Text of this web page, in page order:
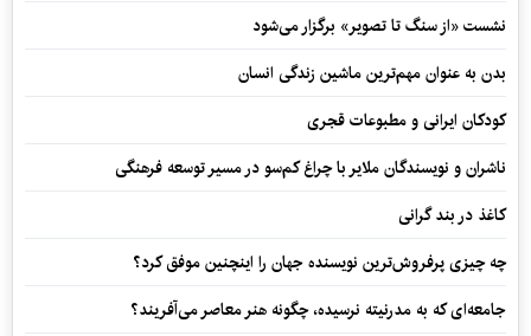
نشست «از سنگ تا تصویر» برگزار می‌شود
بدن به عنوان مهم‌ترین ماشین زندگی انسان
کودکان ایرانی و مطبوعات قجری
ناشران و نویسندگان ملایر با چراغ کم‌سو در مسیر توسعه فرهنگی
کاغذ در بند گرانی
چه چیزی پرفروش‌ترین نویسنده جهان را اینچنین موفق کرد؟
جامعه‌ای که به مدرنیته نرسیده، چگونه هنر معاصر می‌آفریند؟